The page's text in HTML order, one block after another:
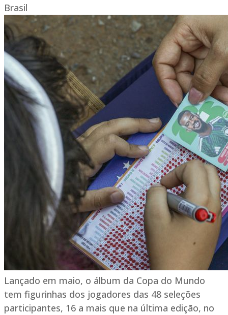
Lançado em maio, o álbum da Copa do Mundo
tem figurinhas dos jogadores das 48 seleções
participantes, 16 a mais que na última edição, no